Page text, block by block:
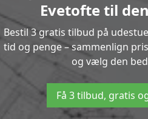
Evetofte til
Bestil 3 gratis tilbud på
tid og penge – sammenlign
og vælg den
Få 3 tilbud, gratis